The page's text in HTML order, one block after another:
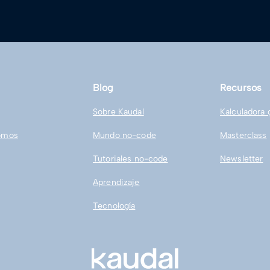
Blog
Sobre Kaudal
Mundo no-code
Tutoriales no-code
Recursos
Kalculadora
Masterclass
Newsletter
Aprendizaje
Tecnología